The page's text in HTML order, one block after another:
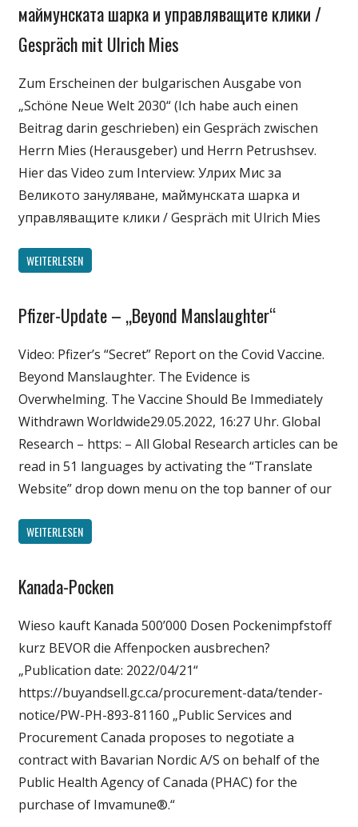
Politik
Wirtschaft
Wissenschaft
маймунската шарка и управляващите клики /
Gespräch mit Ulrich Mies
Zum Erscheinen der bulgarischen Ausgabe von
„Schöne Neue Welt 2030“ (Ich habe auch einen
Beitrag darin geschrieben) ein Gespräch zwischen
Herrn Mies (Herausgeber) und Herrn Petrushsev.
Hier das Video zum Interview: Улрих Мис за
Великото зануляване, маймунската шарка и
управляващите клики / Gespräch mit Ulrich Mies
WEITERLESEN
Gesellschaft
Politik
Wirtschaft
Wissenschaft
Pfizer-Update – „Beyond Manslaughter“
Video: Pfizer’s “Secret” Report on the Covid Vaccine.
Beyond Manslaughter. The Evidence is
Overwhelming. The Vaccine Should Be Immediately
Withdrawn Worldwide29.05.2022, 16:27 Uhr. Global
Research – https: – All Global Research articles can be
read in 51 languages by activating the “Translate
Website” drop down menu on the top banner of our
WEITERLESEN
Gesellschaft
Politik
Wirtschaft
Wissenschaft
Kanada-Pocken
Wieso kauft Kanada 500’000 Dosen Pockenimpfstoff
kurz BEVOR die Affenpocken ausbrechen?
„Publication date: 2022/04/21“
https://buyandsell.gc.ca/procurement-data/tender-
notice/PW-PH-893-81160 „Public Services and
Procurement Canada proposes to negotiate a
contract with Bavarian Nordic A/S on behalf of the
Public Health Agency of Canada (PHAC) for the
purchase of Imvamune®.“